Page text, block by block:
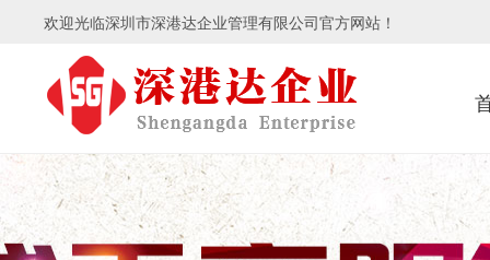
欢迎光临深圳市深港达企业管理有限公司官方网站！